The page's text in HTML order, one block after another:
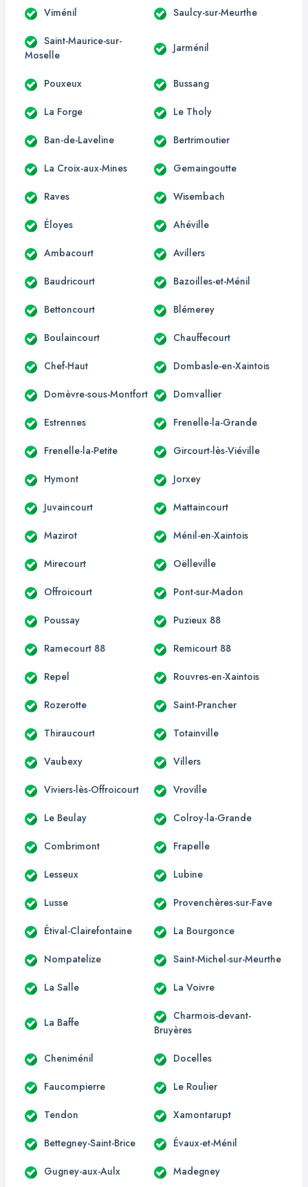
Viménil Saulcy-sur-Meurthe
Saint-Maurice-sur-
Moselle
Jarménil
Pouxeux Bussang
La Forge Le Tholy
Ban-de-Laveline Bertrimoutier
La Croix-aux-Mines Gemaingoutte
Raves Wisembach
Éloyes Ahéville
Ambacourt Avillers
Baudricourt Bazoilles-et-Ménil
Bettoncourt Blémerey
Boulaincourt Chauffecourt
Chef-Haut Dombasle-en-Xaintois
Domèvre-sous-Montfort Domvallier
Estrennes Frenelle-la-Grande
Frenelle-la-Petite Gircourt-lès-Viéville
Hymont Jorxey
Juvaincourt Mattaincourt
Mazirot Ménil-en-Xaintois
Mirecourt Oëlleville
Offroicourt Pont-sur-Madon
Poussay Puzieux 88
Ramecourt 88 Remicourt 88
Repel Rouvres-en-Xaintois
Rozerotte Saint-Prancher
Thiraucourt Totainville
Vaubexy Villers
Viviers-lès-Offroicourt Vroville
Le Beulay Colroy-la-Grande
Combrimont Frapelle
Lesseux Lubine
Lusse Provenchères-sur-Fave
Étival-Clairefontaine La Bourgonce
Nompatelize Saint-Michel-sur-Meurthe
La Salle La Voivre
La Baffe
Charmois-devant-
Bruyères
Cheniménil Docelles
Faucompierre Le Roulier
Tendon Xamontarupt
Bettegney-Saint-Brice Évaux-et-Ménil
Gugney-aux-Aulx Madegney